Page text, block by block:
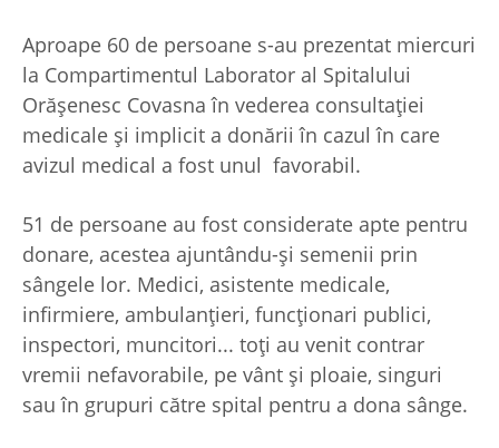
Aproape 60 de persoane s-au prezentat miercuri
la Compartimentul Laborator al Spitalului
Orăşenesc Covasna în vederea consultaţiei
medicale şi implicit a donării în cazul în care
avizul medical a fost unul favorabil.
51 de persoane au fost considerate apte pentru
donare, acestea ajuntându-şi semenii prin
sângele lor. Medici, asistente medicale,
infirmiere, ambulanţieri, funcţionari publici,
inspectori, muncitori... toţi au venit contrar
vremii nefavorabile, pe vânt şi ploaie, singuri
sau în grupuri către spital pentru a dona sânge.